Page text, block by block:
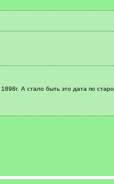
А стало быть это дата по